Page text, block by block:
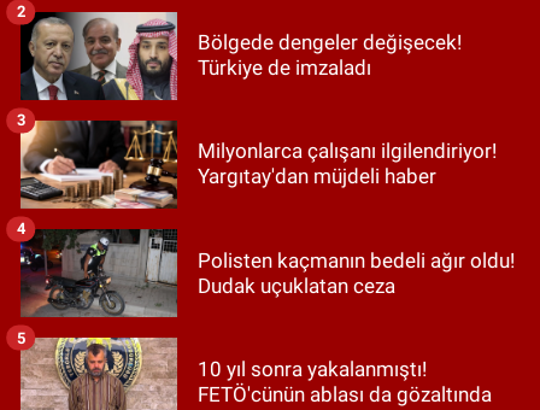
Bölgede dengeler değişecek!
Türkiye de imzaladı
2
Milyonlarca çalışanı ilgilendiriyor!
Yargıtay'dan müjdeli haber
3
Polisten kaçmanın bedeli ağır oldu!
Dudak uçuklatan ceza
4
10 yıl sonra yakalanmıştı!
FETÖ'cünün ablası da gözaltında
5